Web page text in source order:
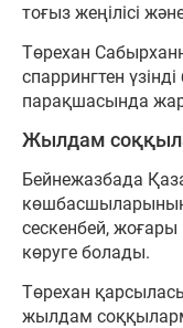
тоғыз жеңілісі
Төрехан
спаррингтен үзінді
парақшасында
Жылдам
Бейнежазбада
көшбасшыларының
сескенбей,
көруге болады.
Төрехан
жылдам